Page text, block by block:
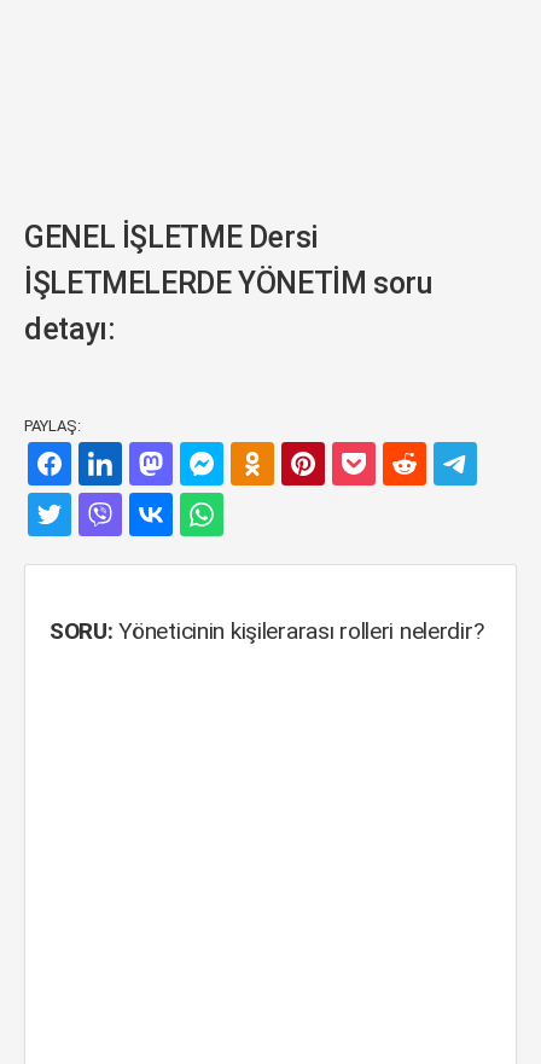
GENEL İŞLETME Dersi
İŞLETMELERDE YÖNETİM soru
detayı:
PAYLAŞ:
SORU: Yöneticinin kişilerarası rolleri nelerdir?